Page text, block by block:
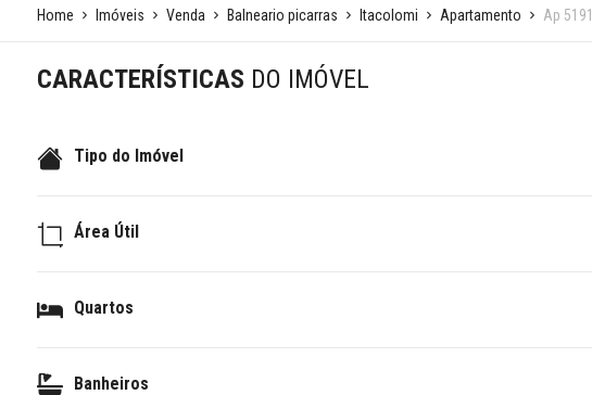
Home Imóveis Venda Balneario picarras Itacolomi Apartamento Ap 5191
CARACTERÍSTICAS DO IMÓVEL
Tipo do Imóvel
Área Útil
Quartos
Banheiros